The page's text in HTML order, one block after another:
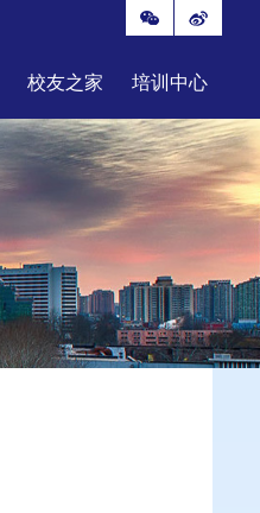
校友之家 培训中心